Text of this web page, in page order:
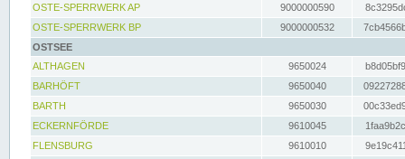
OSTE-SPERRWERK AP
9000000590
OSTE-SPERRWERK BP
9000000532
OSTSEE
ALTHAGEN
9650024
BARHÖFT
9650040
BARTH
9650030
ECKERNFÖRDE
9610045
FLENSBURG
9610010